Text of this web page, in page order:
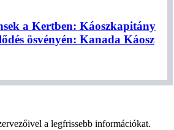
a Kertben: Káoszkapitány
ösvényén: Kanada Káosz
a legfrissebb információkat.